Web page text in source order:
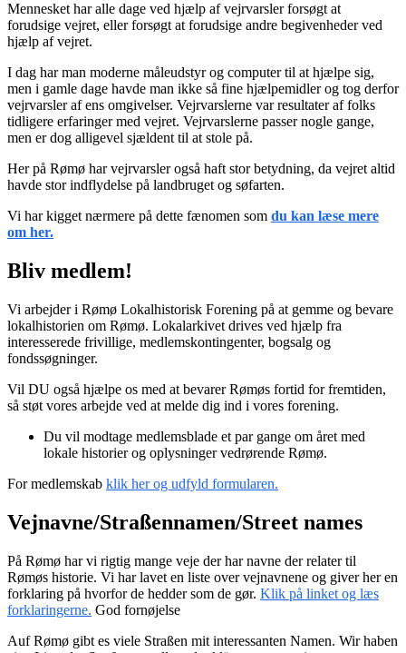
Mennesket har alle dage ved hjælp af vejrvarsler forsøgt at
forudsige vejret, eller forsøgt at forudsige andre begivenheder ved
hjælp af vejret.
I dag har man moderne måleudstyr og computer til at hjælpe sig,
men i gamle dage havde man ikke så fine hjælpemidler og tog derfor
vejrvarsler af ens omgivelser. Vejrvarslerne var resultater af folks
tidligere erfaringer med vejret. Vejrvarslerne passer nogle gange,
men er dog alligevel sjældent til at stole på.
Her på Rømø har vejrvarsler også haft stor betydning, da vejret altid
havde stor indflydelse på landbruget og søfarten.
Vi har kigget nærmere på dette fænomen som du kan læse mere
om her.
Bliv medlem!
Vi arbejder i Rømø Lokalhistorisk Forening på at gemme og bevare
lokalhistorien om Rømø. Lokalarkivet drives ved hjælp fra
interesserede frivillige, medlemskontingenter, bogsalg og
fondssøgninger.
Vil DU også hjælpe os med at bevarer Rømøs fortid for fremtiden,
så støt vores arbejde ved at melde dig ind i vores forening.
Du vil modtage medlemsblade et par gange om året med
lokale historier og oplysninger vedrørende Rømø.
For medlemskab klik her og udfyld formularen.
Vejnavne/Straßennamen/Street names
På Rømø har vi rigtig mange veje der har navne der relater til
Rømøs historie. Vi har lavet en liste over vejnavnene og giver her en
forklaring på hvorfor de hedder som de gør. Klik på linket og læs
forklaringerne. God fornøjelse
Auf Rømø gibt es viele Straßen mit interessanten Namen. Wir haben